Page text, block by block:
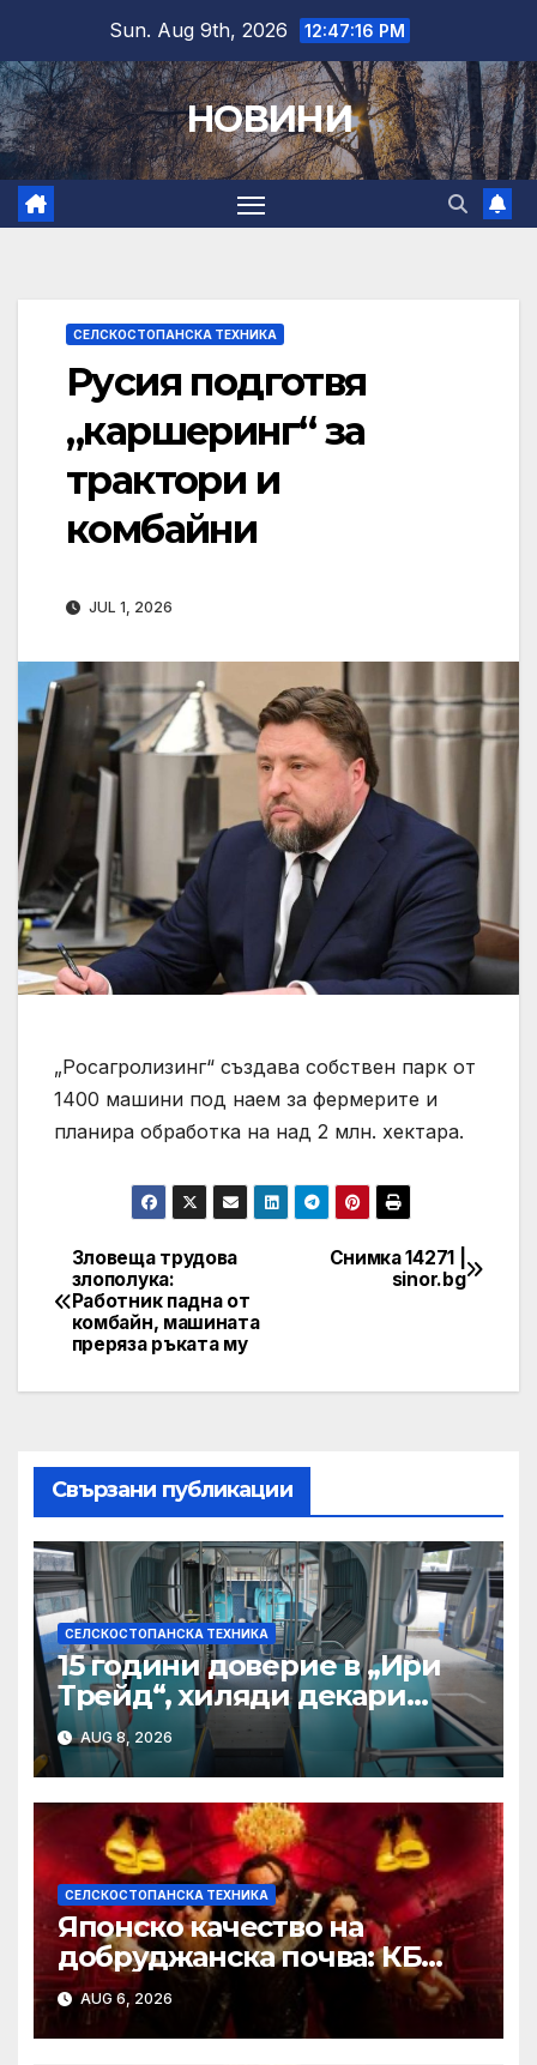
content
Sun. Aug 9th, 2026 12:47:17 PM
НОВИНИ
СЕЛСКОСТОПАНСКА ТЕХНИКА
Русия подготвя
„каршеринг“ за
трактори и
комбайни
JUL 1, 2026
„Росагролизинг“ създава собствен парк от
1400 машини под наем за фермерите и
планира обработка на над 2 млн. хектара.
Post
navigation
Снимка 14271 |
sinor.bg
Зловеща трудова
злополука:
Работник падна от
комбайн, машината
преряза ръката му
Свързани публикации
СЕЛСКОСТОПАНСКА ТЕХНИКА
15 години доверие в „Ири
Трейд“, хиляди декари
успех – историята на
Мартин Богдановски
AUG 8, 2026
СЕЛСКОСТОПАНСКА ТЕХНИКА
Японско качество на
добруджанска почва: КБ
Агротех представи
флагманите на Kubota на
„Ден на полето“
AUG 6, 2026